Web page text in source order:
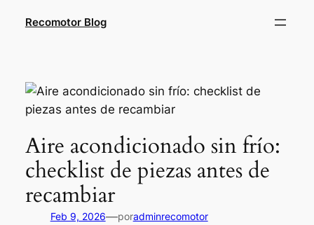
Recomotor Blog
Aire acondicionado sin frío:
checklist de piezas antes de
recambiar
Feb 9, 2026—poradminrecomotor